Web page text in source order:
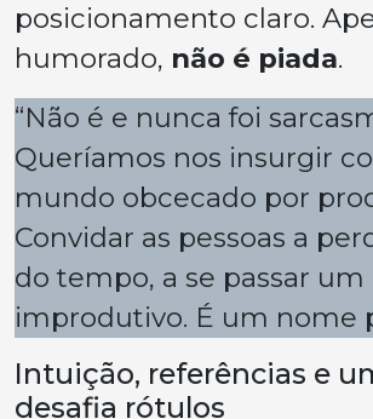
posicionamento claro.
humorado, não é piada.
“Não é e nunca foi
Queríamos nos insurgir
mundo obcecado por
Convidar as pessoas a
do tempo, a se passar
improdutivo. É um nome
Intuição, referências e
desafia rótulos